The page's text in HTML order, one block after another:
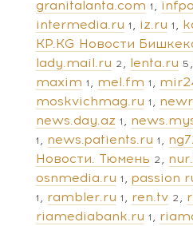
granitalanta.com 1
intermedia.ru 1 iz.ru 1
KP.KG Новости
lady.mail.ru 2 lenta.ru 5
maxim 1 mel.fm 1
moskvichmag.ru 1
news.day.az 1
1 news.patients.ru 1
Новости. Тюмень 2
osnmedia.ru 1 passion
1 rambler.ru 1 ren.tv 2
riamediabank.ru 1